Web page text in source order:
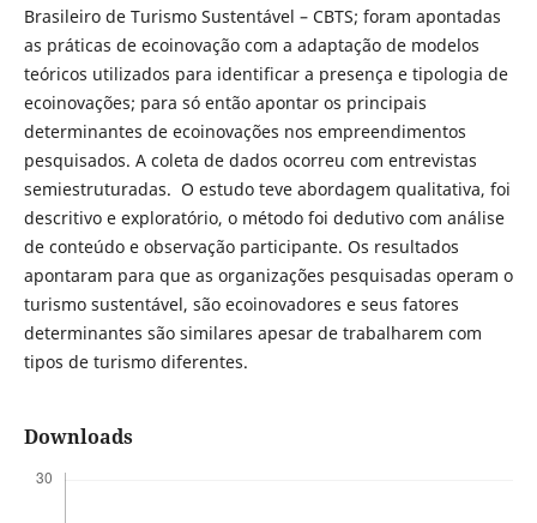
Brasileiro de Turismo Sustentável – CBTS; foram apontadas
as práticas de ecoinovação com a adaptação de modelos
teóricos utilizados para identificar a presença e tipologia de
ecoinovações; para só então apontar os principais
determinantes de ecoinovações nos empreendimentos
pesquisados. A coleta de dados ocorreu com entrevistas
semiestruturadas. O estudo teve abordagem qualitativa, foi
descritivo e exploratório, o método foi dedutivo com análise
de conteúdo e observação participante. Os resultados
apontaram para que as organizações pesquisadas operam o
turismo sustentável, são ecoinovadores e seus fatores
determinantes são similares apesar de trabalharem com
tipos de turismo diferentes.
Downloads